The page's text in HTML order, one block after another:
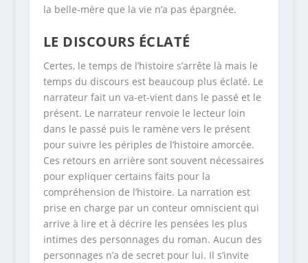
la belle-mère que la vie n’a pas épargnée.
LE DISCOURS ÉCLATÉ
Certes, le temps de l’histoire s’arrête là mais le
temps du discours est beaucoup plus éclaté. Le
narrateur fait un va-et-vient dans le passé et le
présent. Le narrateur renvoie le lecteur loin
dans le passé puis le ramène vers le présent
pour suivre les périples de l’histoire amorcée.
Ces retours en arrière sont souvent nécessaires
pour expliquer certains faits pour la
compréhension de l’histoire. La narration est
prise en charge par un conteur omniscient qui
arrive à lire et à décrire les pensées les plus
intimes des personnages du roman. Aucun des
personnages n’a de secret pour lui. Il s’invite